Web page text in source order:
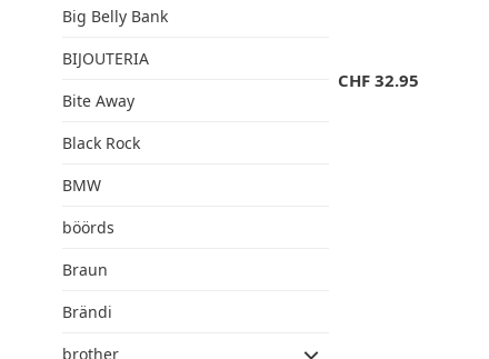
Big Belly Bank
BIJOUTERIA
Bite Away
Black Rock
BMW
böörds
Braun
Brändi
brother
CHF 32.95